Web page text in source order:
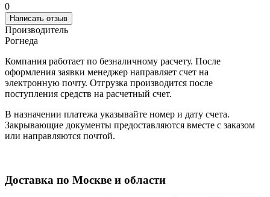
0
Написать отзыв
Производитель
Рогнеда
Компания работает по безналичному расчету. После
оформления заявки менеджер направляет счет на
электронную почту. Отгрузка производится после
поступления средств на расчетный счет.
В назначении платежа указывайте номер и дату счета.
Закрывающие документы предоставляются вместе с заказом
или направляются почтой.
Доставка по Москве и области